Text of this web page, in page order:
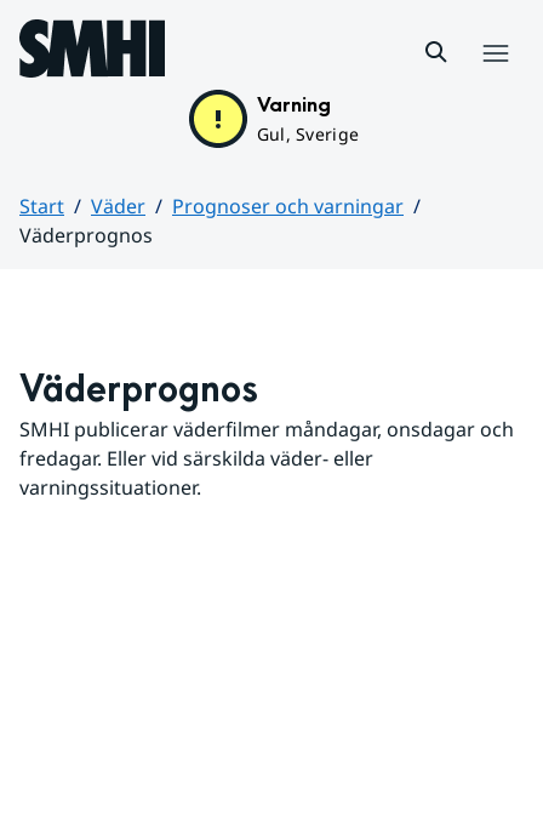
Hoppa till sidans innehåll
Varning
Gul, Sverige
Start Väder
Prognoser och varningar
Väderprognos
Väderprognos
SMHI publicerar väderfilmer måndagar, onsdagar och
fredagar. Eller vid särskilda väder- eller
varningssituationer.